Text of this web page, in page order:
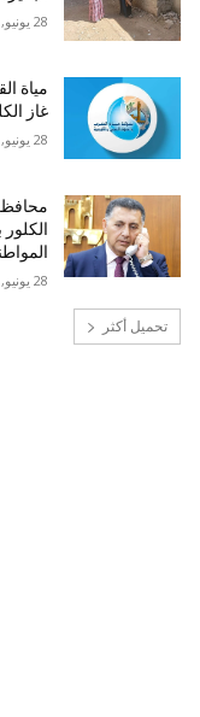
28 يونيو, 2026
مياة
غاز
28 يونيو, 2026
محافظ
28 يونيو, 2026
تحميل أكثر